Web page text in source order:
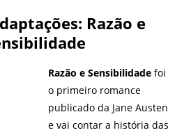
Razão e
Razão e Sensibilidade foi
o primeiro romance
publicado da Jane Austen
e vai contar a história das